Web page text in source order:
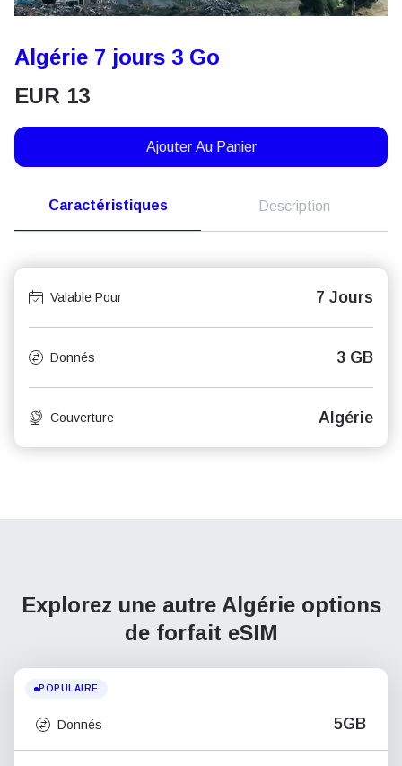
Algérie 7 jours 3 Go
EUR 13
Ajouter Au Panier
Caractéristiques Description
Valable Pour 7 Jours
Donnés 3 GB
Couverture Algérie
Explorez une autre Algérie options
de forfait eSIM
POPULAIRE
Donnés 5GB